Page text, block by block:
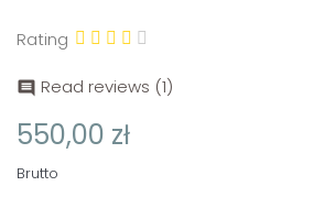
Rating
 Read reviews (1)
550,00 zł
Brutto